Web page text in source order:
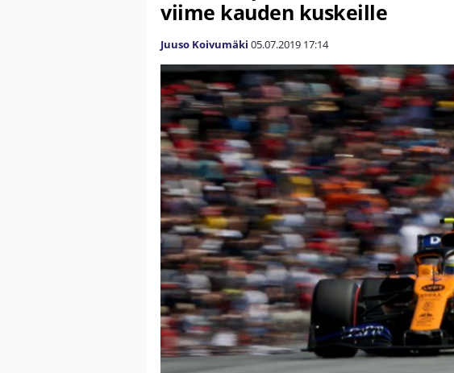
viime kauden kuskeille
Juuso Koivumäki 05.07.2019 17:14